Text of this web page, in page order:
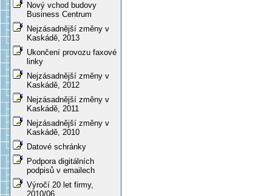
Nový vchod budovy
Business Centrum
Nejzásadnější změny v
Kaskádě, 2013
Ukončení provozu faxové
linky
Nejzásadnější změny v
Kaskádě, 2012
Nejzásadnější změny v
Kaskádě, 2011
Nejzásadnější změny v
Kaskádě, 2010
Datové schránky
Podpora digitálních
podpisů v emailech
Výročí 20 let firmy,
2010/06